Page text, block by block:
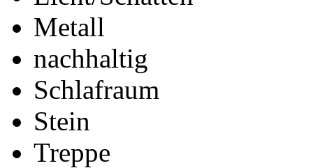
Metall
nachhaltig
Schlafraum
Stein
Treppe